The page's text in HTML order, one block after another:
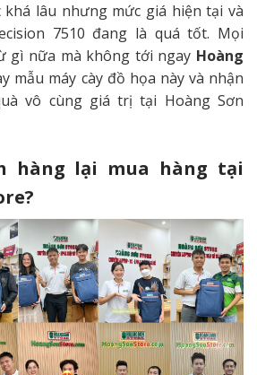
lâu nhưng mức giá hiện tại và
7510 đang là quá tốt. Mọi
gì nữa mà không tới ngay Hoàng
mẫu máy cày đồ họa này và nhận
vô cùng giá trị tại Hoàng Sơn
hàng lại mua hàng tại